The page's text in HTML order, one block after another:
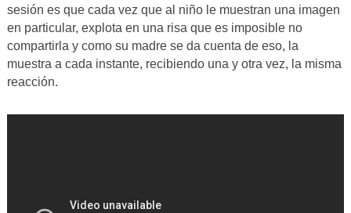
sesión es que cada vez que al niño le muestran una imagen
en particular, explota en una risa que es imposible no
compartirla y como su madre se da cuenta de eso, la
muestra a cada instante, recibiendo una y otra vez, la misma
reacción.